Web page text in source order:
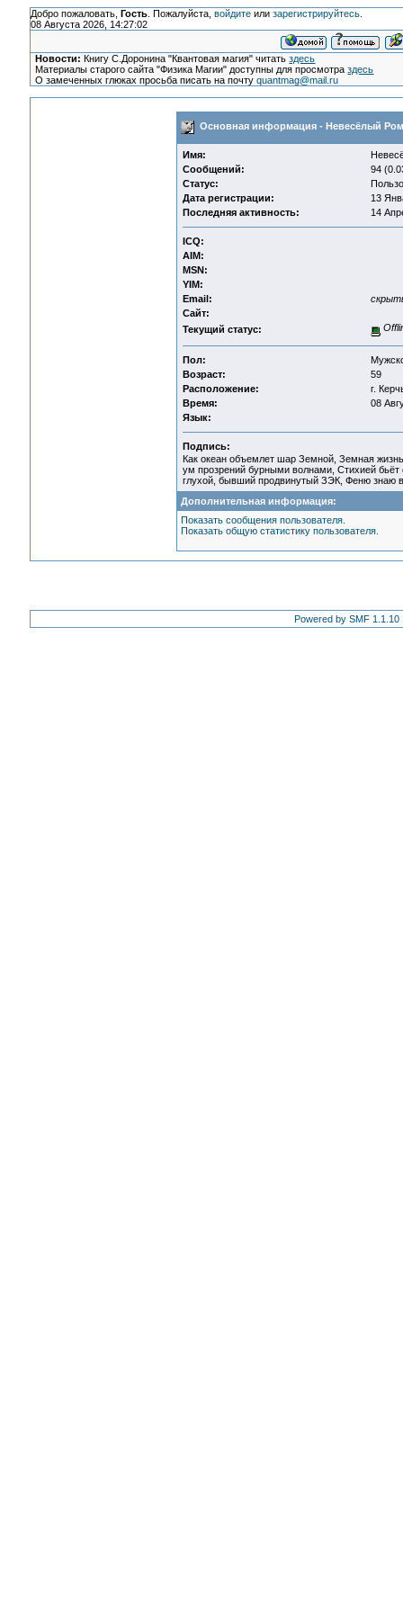
Добро пожаловать, Гость. Пожалуйста, войдитеили зарегистрируйтесь.
08 Августа 2026, 14:27:02
Новости: Книгу С.Доронина "Квантовая магия" читатьздесь
Материалы старого сайта "Физика Магии" доступны для просмотраздесь
О замеченных глюках просьба писать на почтуquantmag@mail.ru
Основная информация - Невесёлый
Имя:
Сообщений:
94
Статус:
Дата регистрации:
13
Последняя активность:
14
ICQ:
AIM:
MSN:
YIM:
Email:
Сайт:
Текущий статус:
Пол:
Возраст:
59
Расположение:
г.
Время:
08
Язык:
Подпись:
Как океан объемлет шар Земной, Земная
ум прозрений бурными волнами, Стихией бьёт
глухой, бывший продвинутый ЗЭК, Феню знаю
Дополнительная информация:
Показать сообщения пользователя.
Показать общую статистику пользователя.
Powered by SMF 1.1.10